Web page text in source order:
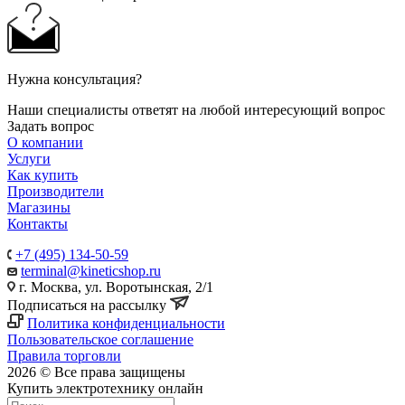
Нужна консультация?
Наши специалисты ответят на любой интересующий вопрос
Задать вопрос
О компании
Услуги
Как купить
Производители
Магазины
Контакты
+7 (495) 134-50-59
terminal@kineticshop.ru
г. Москва, ул. Воротынская, 2/1
Подписаться на рассылку
Политика конфиденциальности
Пользовательское соглашение
Правила торговли
2026 © Все права защищены
Купить электротехнику онлайн